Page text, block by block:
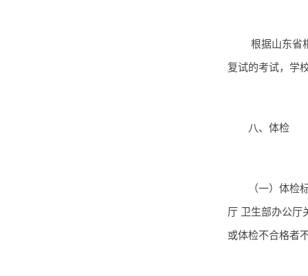
根据山东省
复试的考试，学
八、体检
（一）体检
厅 卫生部办公厅
或体检不合格者